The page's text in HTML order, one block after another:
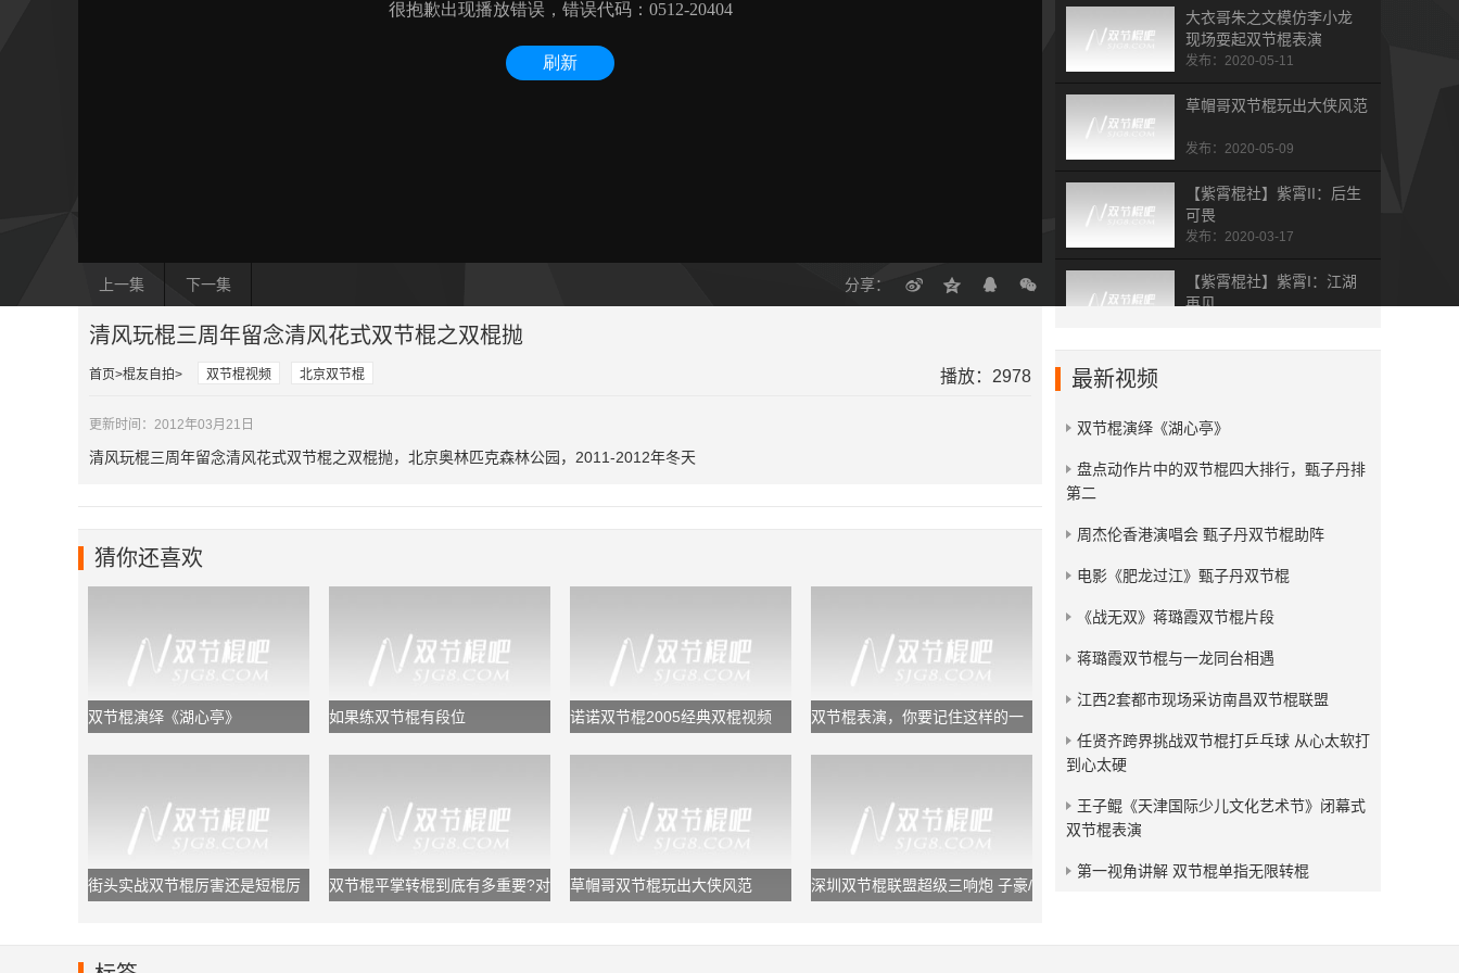
上一集 下一集 分享：
大衣哥朱之文模仿李小龙
现场耍起双节棍表演
发布：2020-05-11
草帽哥双节棍玩出大侠风范
发布：2020-05-09
【紫霄棍社】紫霄II：后生
可畏
发布：2020-03-17
【紫霄棍社】紫霄I：江湖
再见
魂》
杭州双节棍总会五周年表演
集
清风玩棍三周年留念清风花式双节棍之双棍抛
首页 棍友自拍 双节棍视频 北京双节棍 播放：2978
更新时间：2012年03月21日
清风玩棍三周年留念清风花式双节棍之双棍抛，北京奥林匹克森林公园，2011-2012年冬天
猜你还喜欢
双节棍演绎《湖心亭》 如果练双节棍有段位 诺诺双节棍2005经典双棍视频
双节棍表演，你要记住这样的一
街头实战双节棍厉害还是短棍厉
双节棍平掌转棍到底有多重要?对
草帽哥双节棍玩出大侠风范
深圳双节棍联盟超级三响炮 子豪/
最新视频
双节棍演绎《湖心亭》
​盘点动作片中的双节棍四大排行，甄子丹排
第二
周杰伦香港演唱会 甄子丹双节棍助阵
电影《肥龙过江》甄子丹双节棍
《战无双》蒋璐霞双节棍片段
蒋璐霞双节棍与一龙同台相遇
江西2套都市现场采访南昌双节棍联盟
任贤齐跨界挑战双节棍打乒乓球 从心太软打
到心太硬
王子鲲《天津国际少儿文化艺术节》闭幕式
双节棍表演
第一视角讲解 双节棍单指无限转棍